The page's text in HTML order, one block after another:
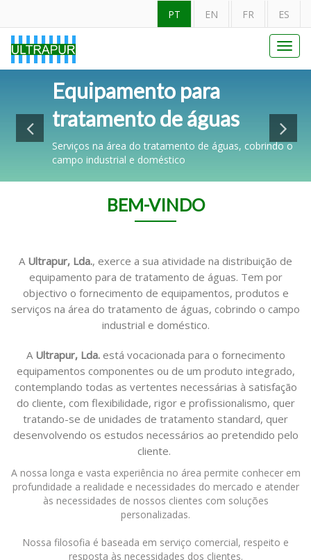
PT EN FR ES
Filtragem & Tratamento de
Água
Equipamento para
tratamento de águas
Serviços na área do tratamento de águas, cobrindo o
campo industrial e doméstico
Equipamentos a um preço
competitivo
Sem comprometer a qualidade dos equipamentos
e/ou serviço prestado
Filtro2P
Para aplicação de diferentes tipos de cartuchos
disponíveis (filtração, carvão ativado, polifosfatos,
siliphos, etc.).
BEM-VINDO
A Ultrapur, Lda., exerce a sua atividade na distribuição de
equipamento para de tratamento de águas. Tem por
objectivo o fornecimento de equipamentos, produtos e
serviços na área do tratamento de águas, cobrindo o campo
industrial e doméstico.
AUltrapur, Lda.está vocacionada para o fornecimento
equipamentos componentes ou de um produto integrado,
contemplando todas as vertentes necessárias à satisfação
do cliente, com flexibilidade, rigor e profissionalismo, quer
tratando-se de unidades de tratamento standard, quer
desenvolvendo os estudos necessários ao pretendido pelo
cliente.
A nossa longa e vasta experiência no área permite conhecer em
profundidade a realidade e necessidades do mercado e atender
às necessidades de nossos clientes com soluções
personalizadas.
Nossa filosofia é baseada em serviço comercial, respeito e
resposta às necessidades dos clientes.